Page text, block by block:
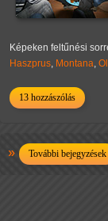
Képeken feltűnési
Haszprus, Montana,
13 hozzászólás
További bejegyzések